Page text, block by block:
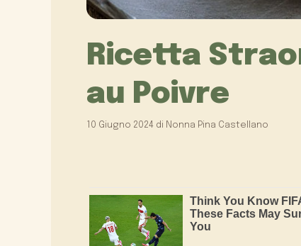
Ricetta
au Poivre
10 Giugno 2024 di Nonna Pina Castellano